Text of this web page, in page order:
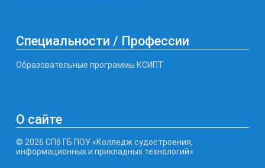
Специальности / Профессии
Образовательные программы КСИПТ
О сайте
© 2026 СПб ГБ ПОУ «Колледж судостроения,
информационных и прикладных технологий»